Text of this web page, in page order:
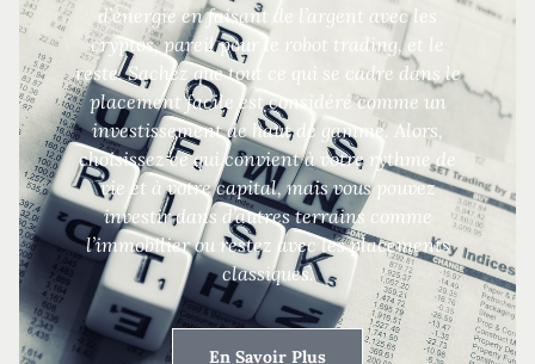
d’énergie en faisant de l’argent avec les
cryptos, pareil pour le robot trading, et le
reste. Sachez que tout ce qui se cadre dans le
placement facile est considéré comme un
investissement de haut de gamme. Alors,
choisissez ce qui convient à votre rythme de
vie et à votre capital, mais vous pouvez
investir dans d’autres terrains comme
l’immobilier ou restez avec les placements
classiques.
En Savoir Plus